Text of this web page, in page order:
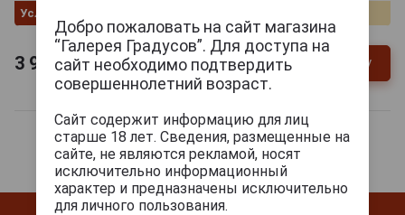
Условия продаж
3 941руб. - + В заявку
Добро пожаловать на сайт магазина
“Галерея Градусов”. Для доступа на
сайт необходимо подтвердить
совершеннолетний возраст.
Сайт содержит информацию для лиц
старше 18 лет. Сведения, размещенные на
сайте, не являются рекламой, носят
исключительно информационный
характер и предназначены исключительно
для личного пользования.